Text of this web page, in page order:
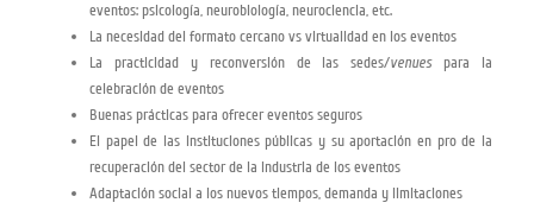
eventos: psicología, neurobiología, neurociencia, etc.
La necesidad del formato cercano vs virtualidad en los eventos
La practicidad y reconversión de las sedes/venuespara la
celebración de eventos
Buenas prácticas para ofrecer eventos seguros
El papel de las instituciones públicas y su aportación en pro de la
recuperación del sector de la industria de los eventos
Adaptación social a los nuevos tiempos, demanda y limitaciones